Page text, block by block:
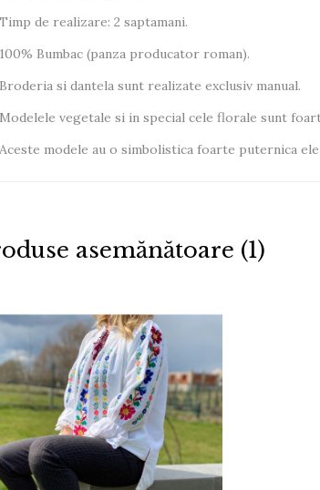
Timp de realizare: 2 saptamani.
100% Bumbac (panza producator roman).
Broderia si dantela sunt realizate exclusiv manual.
Modelele vegetale si in special cele florale sunt
Aceste modele au o simbolistica foarte puternica
asemănătoare (1)